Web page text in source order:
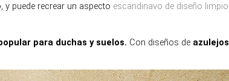
y puede recrear un aspecto escandinavo de diseño limpio
para duchas y suelos. Con diseños de azulejos